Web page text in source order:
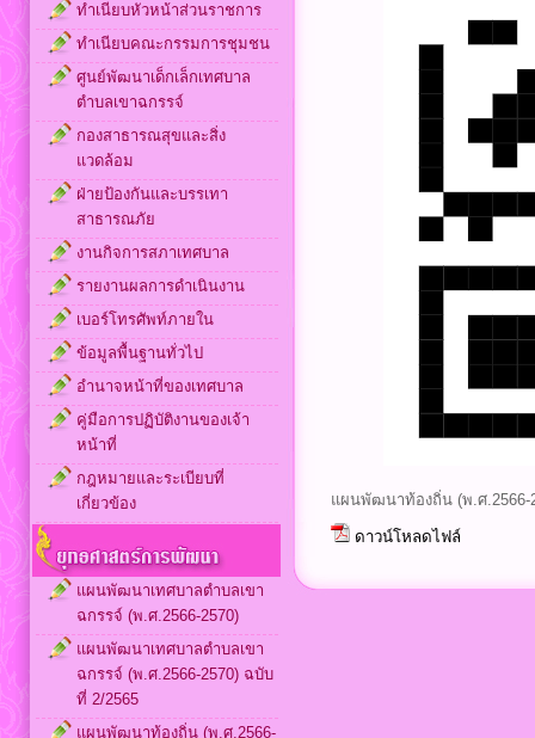
ทำเนียบหัวหน้าส่วนราชการ
ทำเนียบคณะกรรมการชุมชน
ศูนย์พัฒนาเด็กเล็กเทศบาล
ตำบลเขาฉกรรจ์
กองสาธารณสุขและสิ่ง
แวดล้อม
ฝ่ายป้องกันและบรรเทา
สาธารณภัย
งานกิจการสภาเทศบาล
รายงานผลการดำเนินงาน
เบอร์โทรศัพท์ภายใน
ข้อมูลพื้นฐานทั่วไป
อำนาจหน้าที่ของเทศบาล
คู่มือการปฏิบัติงานของเจ้า
หน้าที่
กฎหมายและระเบียบที่
เกี่ยวข้อง
แผนพัฒนาเทศบาลตำบลเขา
ฉกรรจ์ (พ.ศ.2566-2570)
แผนพัฒนาเทศบาลตำบลเขา
ฉกรรจ์ (พ.ศ.2566-2570) ฉบับ
ที่ 2/2565
แผนพัฒนาท้องถิ่น (พ.ศ.2566-
แผนพัฒนาท้องถิ่น (พ.ศ.2566-
ดาวน์โหลดไฟล์